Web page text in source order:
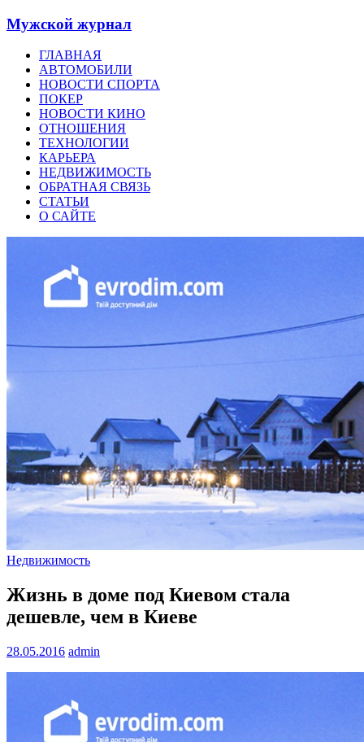
Мужской журнал
ГЛАВНАЯ
АВТОМОБИЛИ
НОВОСТИ СПОРТА
ПОКЕР
НОВОСТИ КИНО
ОТНОШЕНИЯ
ТЕХНОЛОГИИ
КАРЬЕРА
НЕДВИЖИМОСТЬ
ОБРАТНАЯ СВЯЗЬ
СТАТЬИ
О САЙТЕ
Недвижимость
Жизнь в доме под Киевом стала
дешевле, чем в Киеве
28.05.2016 admin